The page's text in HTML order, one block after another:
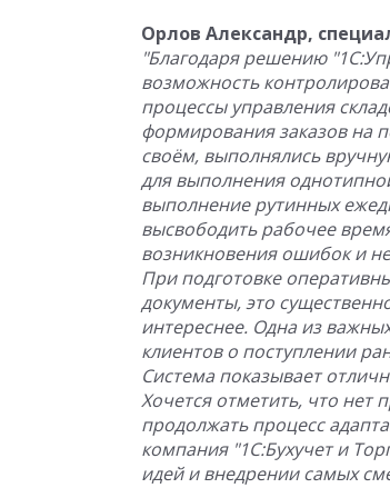
Орлов Александр,
"Благодаря решению
возможность
процессы управления
формирования заказов на
своём, выполнялись
для выполнения
выполнение рутинных
высвободить рабочее
возникновения ошибок и
При подготовке
документы, это
интереснее. Одна из
клиентов о поступлении
Система показывает
Хочется отметить, что нет
продолжать процесс
компания "1С:Бухучет и
идей и внедрении самых